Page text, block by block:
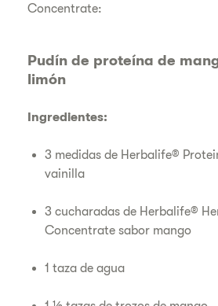
Concentrate:
Pudín de proteína de
limón
Ingredientes:
3 medidas de Herbalife®
vainilla
3 cucharadas de Herbalife®
Concentrate sabor mango
1 taza de agua